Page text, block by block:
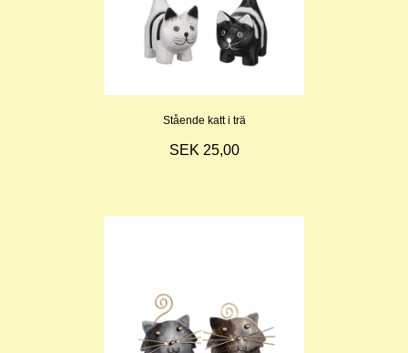
Stående katt i trä
SEK 25,00